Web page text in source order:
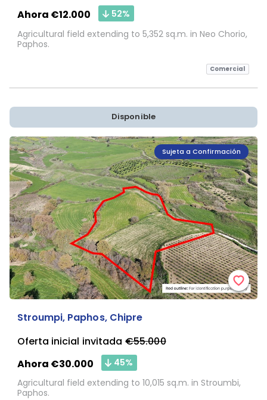
Ahora €12.000
52%
Agricultural field extending to 5,352 sq.m. in Neo Chorio,
Paphos.
Comercial
Disponible
Sujeta a Confirmación
Stroumpi, Paphos, Chipre
Oferta inicial invitada €55.000
Ahora €30.000
45%
Agricultural field extending to 10,015 sq.m. in Stroumbi,
Paphos.